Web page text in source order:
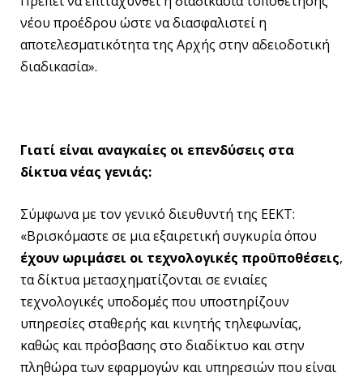
νέου προέδρου ώστε να διασφαλιστεί η
αποτελεσματικότητα της Αρχής στην αδειοδοτική
διαδικασία».
Γιατί είναι αναγκαίες οι επενδύσεις στα
δίκτυα νέας γενιάς:
Σύμφωνα με τον γενικό διευθυντή της ΕΕΚΤ:
«Βρισκόμαστε σε μια εξαιρετική συγκυρία όπου
έχουν ωριμάσει οι τεχνολογικές προϋποθέσεις,
τα δίκτυα μετασχηματίζονται σε ενιαίες
τεχνολογικές υποδομές που υποστηρίζουν
υπηρεσίες σταθερής και κινητής τηλεφωνίας,
καθώς και πρόσβασης στο διαδίκτυο και στην
πληθώρα των εφαρμογών και υπηρεσιών που είναι